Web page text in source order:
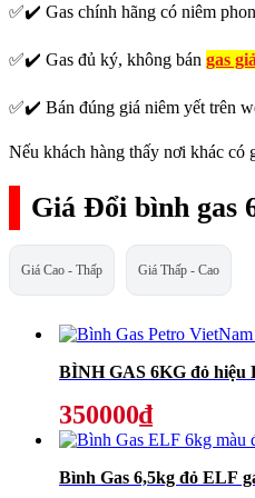
✅✔️ Gas chính hãng có niêm
✅✔️ Gas đủ ký, không bán gas giả
✅✔️ Bán đúng giá niêm yết trên
Nếu khách hàng thấy nơi khác có
Giá Đổi bình gas
Giá Cao - Thấp Giá Thấp - Cao
BÌNH GAS 6KG đỏ
350000₫
Bình Gas 6,5kg đỏ ELF